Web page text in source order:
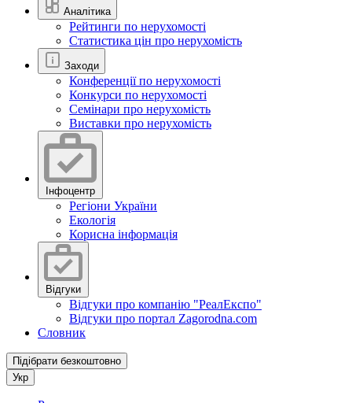
Аналітика
Рейтинги по нерухомості
Статистика цін про нерухомість
Заходи
Конференції по нерухомості
Конкурси по нерухомості
Семінари про нерухомість
Виставки про нерухомість
Інфоцентр
Регіони України
Екологія
Корисна інформація
Відгуки
Відгуки про компанію "РеалЕкспо"
Відгуки про портал Zagorodna.com
Словник
Підібрати безкоштовно
Укр